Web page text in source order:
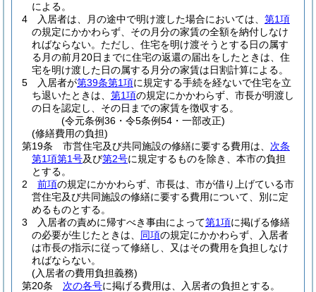
による。
4
入居者は、月の途中で明け渡した場合においては、 第1項
の規定にかかわらず、その月分の家賃の全額を納付しなけ
ればならない。 ただし、住宅を明け渡そうとする日の属す
る月の前月20日までに住宅の返還の届出をしたときは、住
宅を明け渡した日の属する月分の家賃は日割計算による。
5
入居者が第39条第1項に規定する手続を経ないで住宅を立
ち退いたときは、 第1項の規定にかかわらず、市長が明渡し
の日を認定し、その日までの家賃を徴収する。
(令元条例36・令5条例54・一部改正)
(修繕費用の負担)
第19条
市営住宅及び共同施設の修繕に要する費用は、 次条
第1項第1号及び第2号に規定するものを除き、本市の負担
とする。
2
前項の規定にかかわらず、市長は、市が借り上げている市
営住宅及び共同施設の修繕に要する費用について、別に定
めるものとする。
3
入居者の責めに帰すべき事由によって第1項に掲げる修繕
の必要が生じたときは、 同項の規定にかかわらず、入居者
は市長の指示に従って修繕し、又はその費用を負担しなけ
ればならない。
(入居者の費用負担義務)
第20条
次の各号に掲げる費用は、入居者の負担とする。